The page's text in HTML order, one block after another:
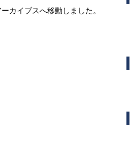
カイブスへ移動しました。